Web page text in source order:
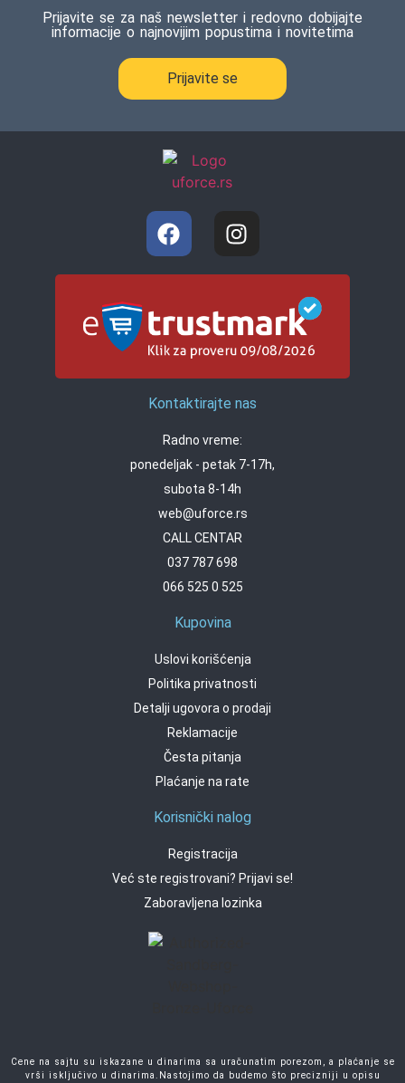
Prijavite se za naš newsletter i redovno dobijajte
informacije o najnovijim popustima i novitetima
Prijavite se
Kontaktirajte nas
Radno vreme:
ponedeljak - petak 7-17h,
subota 8-14h
web@uforce.rs
CALL CENTAR
037 787 698
066 525 0 525
Kupovina
Uslovi korišćenja
Politika privatnosti
Detalji ugovora o prodaji
Reklamacije
Česta pitanja
Plaćanje na rate
Korisnički nalog
Registracija
Već ste registrovani? Prijavi se!
Zaboravljena lozinka
Cene na sajtu su iskazane u dinarima sa uračunatim porezom, a plaćanje se
vrši isključivo u dinarima.Nastojimo da budemo što precizniji u opisu